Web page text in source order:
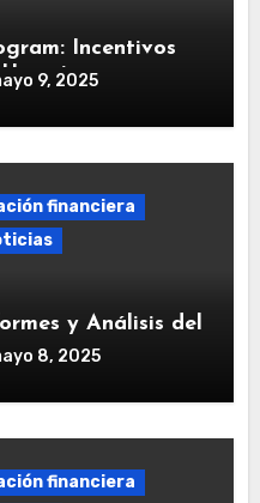
Incentivos
9, 2025
financiera
y Análisis del
8, 2025
financiera